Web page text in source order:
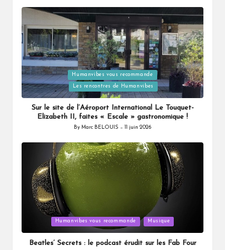
Posted
in
Humanvibes vous recommande
Les rencontres de Humanvibes
Sur le site de l’Aéroport International Le Touquet-
Elizabeth II, faites « Escale » gastronomique !
Posted
By Marc BELOUIS 11 juin 2026
in
Humanvibes vous recommande Musique
Beatles’ Secrets : le podcast érudit sur les Fab Four